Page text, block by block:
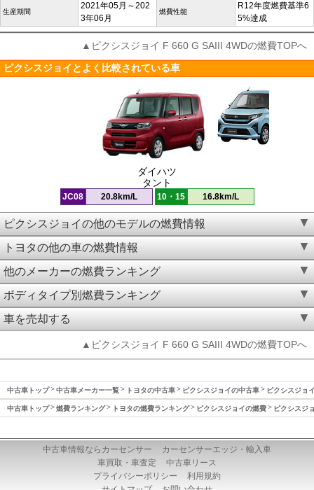
生産期間
2021年05月～202
3年06月
燃費性能
R12年度燃費基準6
5%達成
▲ピクシスジョイ F 660 G SAIII 4WDの燃費TOPへ
ピクシスジョイとよく比較されている車
ダイハツ
タント
JC08 20.8km/L 10・15 16.8km/L
ピクシスジョイの他のモデルの燃費情報
トヨタの他の車の燃費情報
他のメーカーの燃費ランキング
ボディタイプ別燃費ランキング
車を売却する
▲ピクシスジョイ F 660 G SAIII 4WDの燃費TOPへ
中古車トップ 中古車メーカー一覧 トヨタの中古車 ピクシスジョイの中古車 ピクシスジョ
中古車トップ 燃費ランキング トヨタの燃費ランキング ピクシスジョイの燃費 ピクシスジ
中古車情報ならカーセンサー
カーセンサーエッジ・輸入車
車買取・車査定
中古車リース
プライバシーポリシー
利用規約